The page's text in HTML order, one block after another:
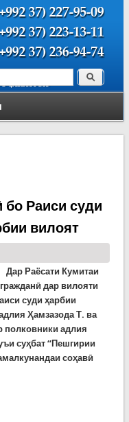
поиска Поиск
бо Раиси суди
вилоят
Дар Раёсати Кумитаи
дар вилояти
суди ҳарбии
Ҳамзазода Т. ва
полковники адлия
суҳбат “Пешгирии
соҳавӣ
бо Раиси суди ҳарбӣ